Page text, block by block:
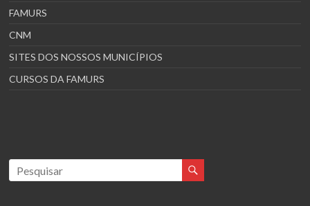
FAMURS
CNM
SITES DOS NOSSOS MUNICÍPIOS
CURSOS DA FAMURS